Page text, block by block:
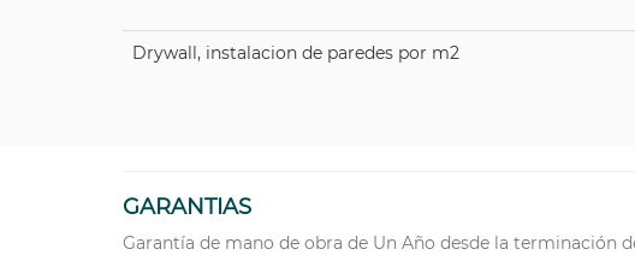
Drywall, instalacion de paredes por m2
GARANTIAS
Garantía de mano de obra de Un Año desde la terminación